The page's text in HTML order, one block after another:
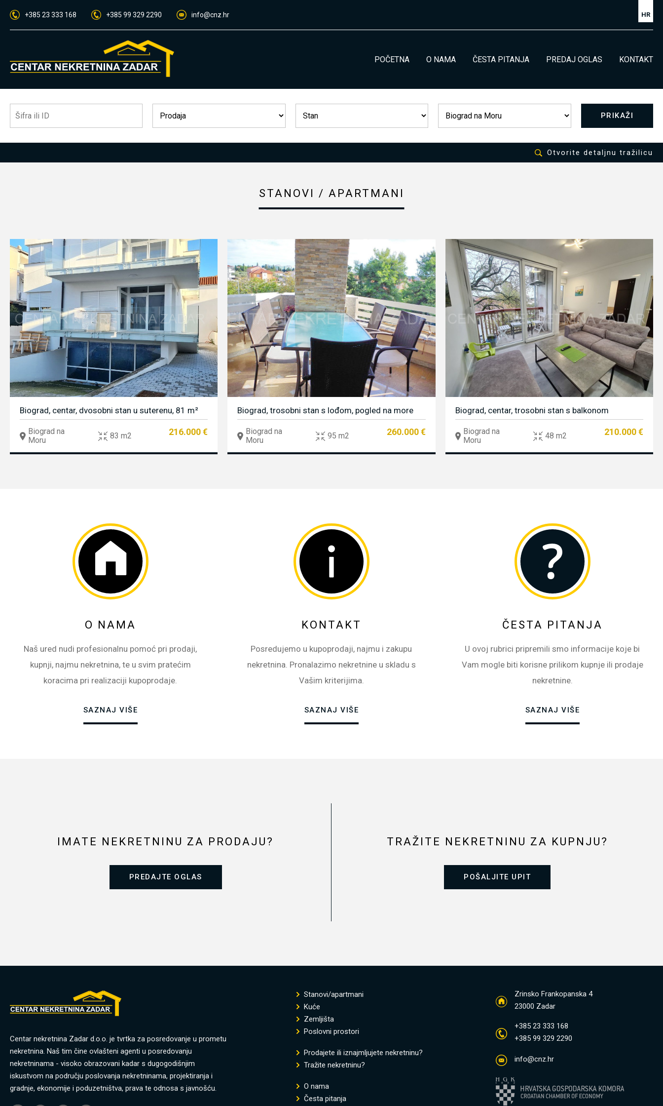
+385 23 333 168 +385 99 329 2290 info@cnz.hr HR
POČETNA O NAMA ČESTA PITANJA PREDAJ OGLAS KONTAKT
PRIKAŽI
Otvorite detaljnu tražilicu
STANOVI / APARTMANI
Biograd, centar, dvosobni stan u suterenu, 81 m²
Biograd na
Moru
83 m2 216.000 €
Biograd, trosobni stan s lođom, pogled na more
Biograd na
Moru
95 m2 260.000 €
Biograd, centar, trosobni stan s balkonom
Biograd na
Moru
48 m2 210.000 €
O NAMA
Naš ured nudi profesionalnu pomoć pri prodaji,
kupnji, najmu nekretnina, te u svim pratećim
koracima pri realizaciji kupoprodaje.
SAZNAJ VIŠE
KONTAKT
Posredujemo u kupoprodaji, najmu i zakupu
nekretnina. Pronalazimo nekretnine u skladu s
Vašim kriterijima.
SAZNAJ VIŠE
ČESTA PITANJA
U ovoj rubrici pripremili smo informacije koje bi
Vam mogle biti korisne prilikom kupnje ili prodaje
nekretnine.
SAZNAJ VIŠE
IMATE NEKRETNINU ZA PRODAJU?
PREDAJTE OGLAS
TRAŽITE NEKRETNINU ZA KUPNJU?
POŠALJITE UPIT
Centar nekretnina Zadar d.o.o. je tvrtka za posredovanje u prometu
nekretnina. Naš tim čine ovlašteni agenti u posredovanju
nekretninama - visoko obrazovani kadar s dugogodišnjim
iskustvom na području poslovanja nekretninama, projektiranja i
gradnje, ekonomije i poduzetništva, prava te odnosa s javnošću.
Stanovi/apartmani
Kuće
Zemljišta
Poslovni prostori
Prodajete ili iznajmljujete nekretninu?
Tražite nekretninu?
O nama
Česta pitanja
Zrinsko Frankopanska 4
23000 Zadar
+385 23 333 168
+385 99 329 2290
info@cnz.hr